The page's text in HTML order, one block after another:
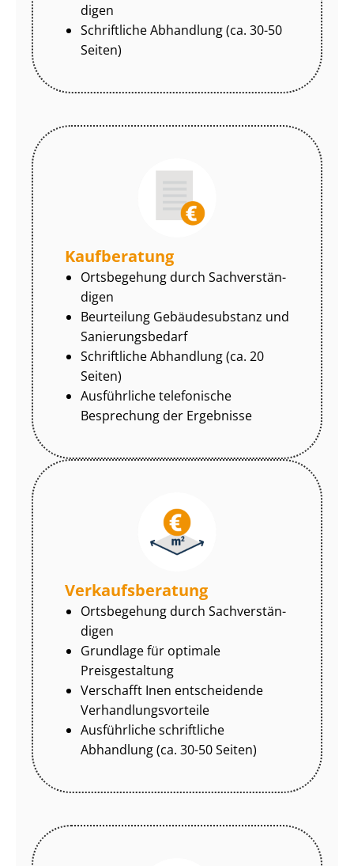
di­gen
Schriftliche Abhandlung (ca. 30-50
Seiten)
Kaufberatung
Ortsbegehung durch Sach­ver­stän­
di­gen
Beurteilung Gebäudesubstanz und
Sa­nie­rungs­be­darf
Schriftliche Abhandlung (ca. 20
Seiten)
Ausführliche telefonische
Besprechung der Ergebnisse
Ver­kaufs­be­ra­tung
Ortsbegehung durch Sach­ver­stän­
di­gen
Grundlage für optimale
Preisgestaltung
Verschafft Inen entscheidende
Ver­hand­lungs­vor­tei­le
Ausführliche schriftliche
Abhandlung (ca. 30-50 Seiten)